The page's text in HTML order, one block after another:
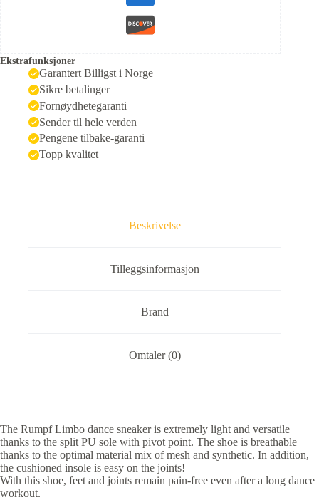
Ekstrafunksjoner
Garantert Billigst i Norge
Sikre betalinger
Fornøydhetegaranti
Sender til hele verden
Pengene tilbake-garanti
Topp kvalitet
Beskrivelse
Tilleggsinformasjon
Brand
Omtaler (0)
The Rumpf Limbo dance sneaker is extremely light and versatile
thanks to the split PU sole with pivot point. The shoe is breathable
thanks to the optimal material mix of mesh and synthetic. In addition,
the cushioned insole is easy on the joints!
With this shoe, feet and joints remain pain-free even after a long dance
workout.